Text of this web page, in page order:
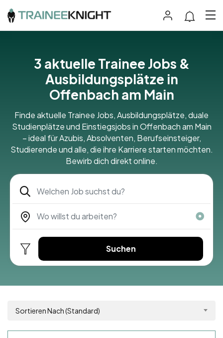
3 aktuelle Trainee Jobs &
Ausbildungsplätze in
Offenbach am Main
Finde aktuelle Trainee Jobs, Ausbildungsplätze, duale
Studienplätze und Einstiegsjobs in Offenbach am Main
– ideal für Azubis, Absolventen, Berufseinsteiger,
Studierende und alle, die ihre Karriere starten möchten.
Bewirb dich direkt online.
Suchen
Sortieren Nach (Standard)